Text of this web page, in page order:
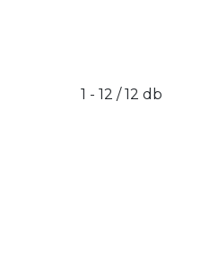
1 - 12 / 12 db